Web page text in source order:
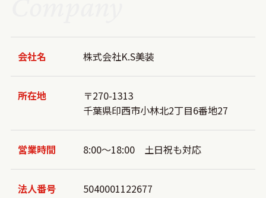
会社名 株式会社K.S美装
所在地
〒270-1313
千葉県印西市小林北2丁目6番地27
営業時間 8:00～18:00 土日祝も対応
法人番号 5040001122677